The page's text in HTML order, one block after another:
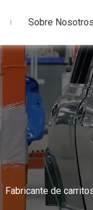
Sobre Nosotros
Fabricante de